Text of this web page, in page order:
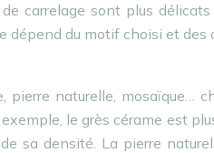
carrelage sont plus
dépend du motif choisi et
pierre naturelle, mosaïque…
le grès cérame est
sa densité. La pierre